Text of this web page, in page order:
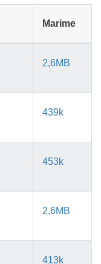
Marime
2,6MB
439k
453k
2,6MB
413k